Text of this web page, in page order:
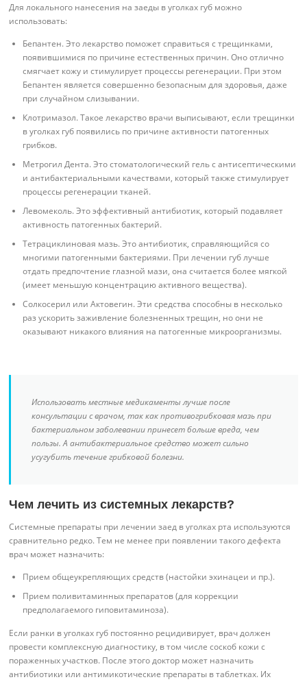
Для локального нанесения на заеды в уголках губ можно
использовать:
Бепантен. Это лекарство поможет справиться с трещинками,
появившимися по причине естественных причин. Оно отлично
смягчает кожу и стимулирует процессы регенерации. При этом
Бепантен является совершенно безопасным для здоровья, даже
при случайном слизывании.
Клотримазол. Такое лекарство врачи выписывают, если трещинки
в уголках губ появились по причине активности патогенных
грибков.
Метрогил Дента. Это стоматологический гель с антисептическими
и антибактериальными качествами, который также стимулирует
процессы регенерации тканей.
Левомеколь. Это эффективный антибиотик, который подавляет
активность патогенных бактерий.
Тетрациклиновая мазь. Это антибиотик, справляющийся со
многими патогенными бактериями. При лечении губ лучше
отдать предпочтение глазной мази, она считается более мягкой
(имеет меньшую концентрацию активного вещества).
Солкосерил или Актовегин. Эти средства способны в несколько
раз ускорить заживление болезненных трещин, но они не
оказывают никакого влияния на патогенные микроорганизмы.
Использовать местные медикаменты лучше после
консультации с врачом, так как противогрибковая мазь при
бактериальном заболевании принесет больше вреда, чем
пользы. А антибактериальное средство может сильно
усугубить течение грибковой болезни.
Чем лечить из системных лекарств?
Системные препараты при лечении заед в уголках рта используются
сравнительно редко. Тем не менее при появлении такого дефекта
врач может назначить:
Прием общеукрепляющих средств (настойки эхинацеи и пр.).
Прием поливитаминных препаратов (для коррекции
предполагаемого гиповитаминоза).
Если ранки в уголках губ постоянно рецидивирует, врач должен
провести комплексную диагностику, в том числе соскоб кожи с
пораженных участков. После этого доктор может назначить
антибиотики или антимикотические препараты в таблетках. Их